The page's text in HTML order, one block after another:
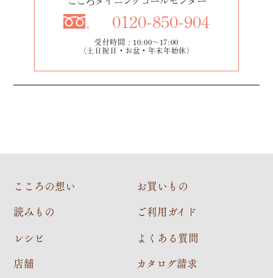
0120-850-904
受付時間：10:00～17:00
（土日祝日・お盆・年末年始休）
こころの想い
読みもの
レシピ
店舗
お買いもの
ご利用ガイド
よくある質問
カタログ請求